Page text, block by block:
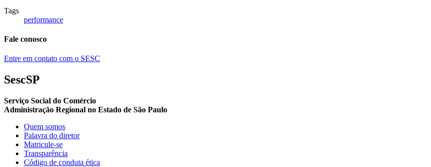
Tags
performance
Fale conosco
Entre em contato com o SESC
SescSP
Serviço Social do Comércio
Administração Regional no Estado de São Paulo
Quem somos
Palavra do diretor
Matricule-se
Transparência
Código de conduta ética